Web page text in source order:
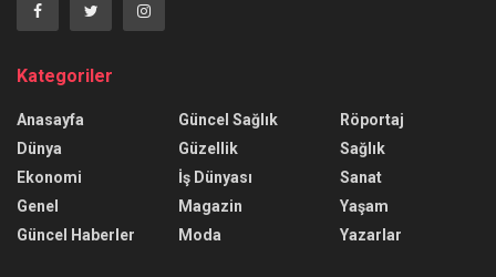
Kategoriler
Anasayfa
Dünya
Ekonomi
Genel
Güncel Haberler
Güncel Sağlık
Güzellik
İş Dünyası
Magazin
Moda
Röportaj
Sağlık
Sanat
Yaşam
Yazarlar